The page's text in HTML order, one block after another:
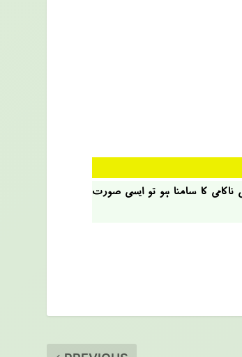
کا سامنا ہو تو ایسی صؤرت